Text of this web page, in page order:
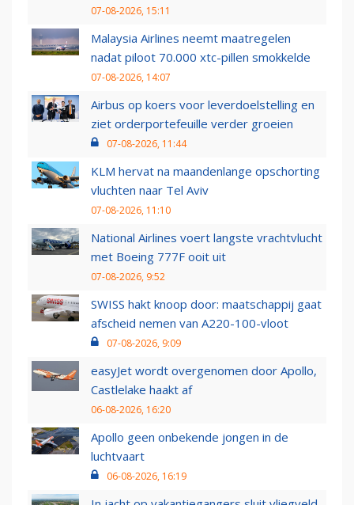
07-08-2026, 15:11
Malaysia Airlines neemt maatregelen
nadat piloot 70.000 xtc-pillen smokkelde
07-08-2026, 14:07
Airbus op koers voor leverdoelstelling en
ziet orderportefeuille verder groeien
07-08-2026, 11:44
KLM hervat na maandenlange opschorting
vluchten naar Tel Aviv
07-08-2026, 11:10
National Airlines voert langste vrachtvlucht
met Boeing 777F ooit uit
07-08-2026, 9:52
SWISS hakt knoop door: maatschappij gaat
afscheid nemen van A220-100-vloot
07-08-2026, 9:09
easyJet wordt overgenomen door Apollo,
Castlelake haakt af
06-08-2026, 16:20
Apollo geen onbekende jongen in de
luchtvaart
06-08-2026, 16:19